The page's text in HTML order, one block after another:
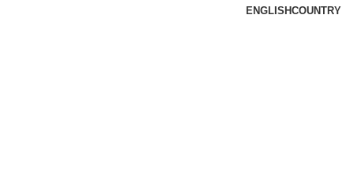
ENGLISHCOUNTRY